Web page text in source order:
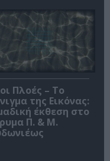
Πλοές – Το
της Εικόνας:
έκθεση στο
Π. & Μ.